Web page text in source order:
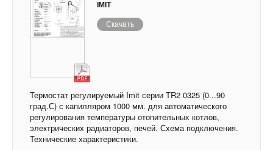
IMIT
Скачать
Термостат регулируемый Imit серии TR2 0325 (0...90
град.С) с капилляром 1000 мм. для автоматического
регулирования температуры отопительных котлов,
электрических радиаторов, печей. Схема подключения.
Технические характеристики.